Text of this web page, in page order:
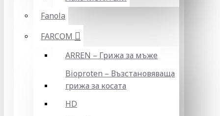
Fanola
FARCOM
ARREN – Грижа за мъже
Bioproten – Възстановяваща
грижа за косата
HD